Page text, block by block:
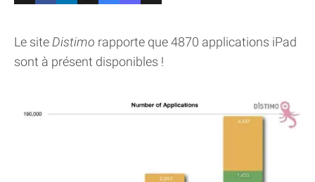
Le site Distimo rapporte que 4870 applications iPad
sont à présent disponibles !